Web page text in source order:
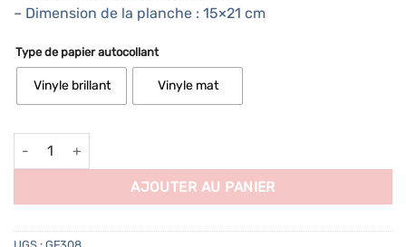
– Dimension de la planche : 15×21 cm
Type de papier autocollant
Vinyle brillant Vinyle mat
quantité de 43 autocollants Automne
AJOUTER AU PANIER
UGS : GF308